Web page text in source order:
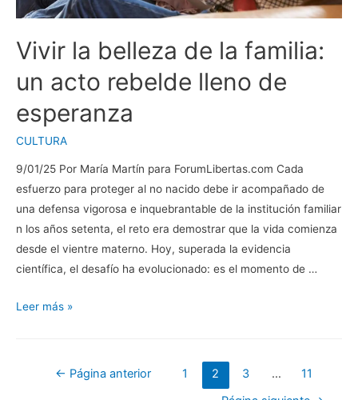
Vivir la belleza de la familia:
un acto rebelde lleno de
esperanza
CULTURA
9/01/25 Por María Martín para ForumLibertas.com Cada
esfuerzo para proteger al no nacido debe ir acompañado de
una defensa vigorosa e inquebrantable de la institución familiar
n los años setenta, el reto era demostrar que la vida comienza
desde el vientre materno. Hoy, superada la evidencia
científica, el desafío ha evolucionado: es el momento de …
Vivir
Leer más »
Navegación
← Página anterior 1 2 3 …
11